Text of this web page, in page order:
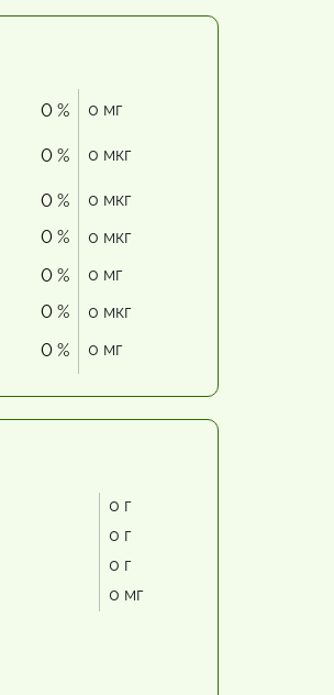
0 %
0 мг
0 %
0 мкг
0 %
0 мкг
0 %
0 мкг
0 %
0 мг
0 %
0 мкг
0 % 0 мг
0 г
0 г
0 г
0 мг